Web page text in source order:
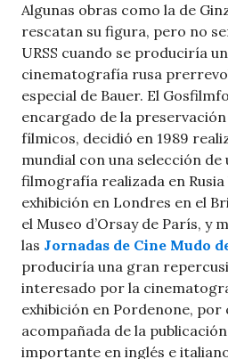
Algunas obras como la de
rescatan su figura, pero no
URSS cuando se produciría
cinematografía rusa
especial de Bauer. El
encargado de la
fílmicos, decidió en 1989
mundial con una selección de
filmografía realizada en Rusia
exhibición en Londres en el
el Museo d’Orsay de París, y
las Jornadas de Cine Mudo
produciría una gran
interesado por la
exhibición en Pordenone, por
acompañada de la
importante en inglés e